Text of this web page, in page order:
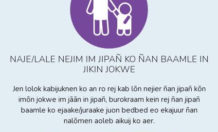
NAJE/LALE NEJIM IM JIPAÑ KO ÑAN BAAMLE IN
JIKIN JOKWE
Jen lolok kabijuknen ko an ro rej kab lõn nejier ñan jipañ kõn
imõn jokwe im jāān in jipañ, burokraam kein rej ñan jipañ
baamle ko ejaake/juraake juon bedbed eo ekajuur ñan
nalõmen aoleb aikuij ko aer.